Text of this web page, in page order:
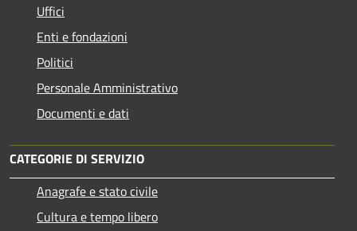
Uffici
Enti e fondazioni
Politici
Personale Amministrativo
Documenti e dati
CATEGORIE DI SERVIZIO
Anagrafe e stato civile
Cultura e tempo libero